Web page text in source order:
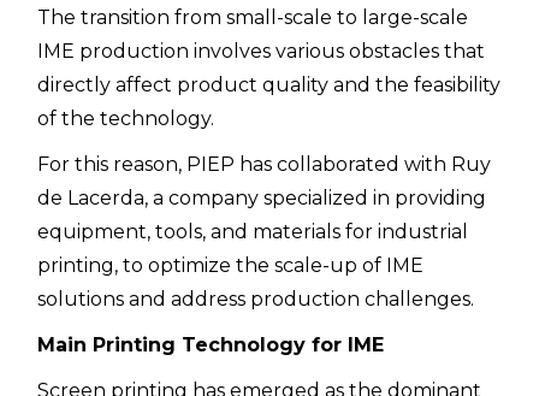
The transition from small-scale to large-scale
IME production involves various obstacles that
directly affect product quality and the feasibility
of the technology.
For this reason, PIEP has collaborated with Ruy
de Lacerda, a company specialized in providing
equipment, tools, and materials for industrial
printing, to optimize the scale-up of IME
solutions and address production challenges.
Main Printing Technology for IME
Screen printing has emerged as the dominant